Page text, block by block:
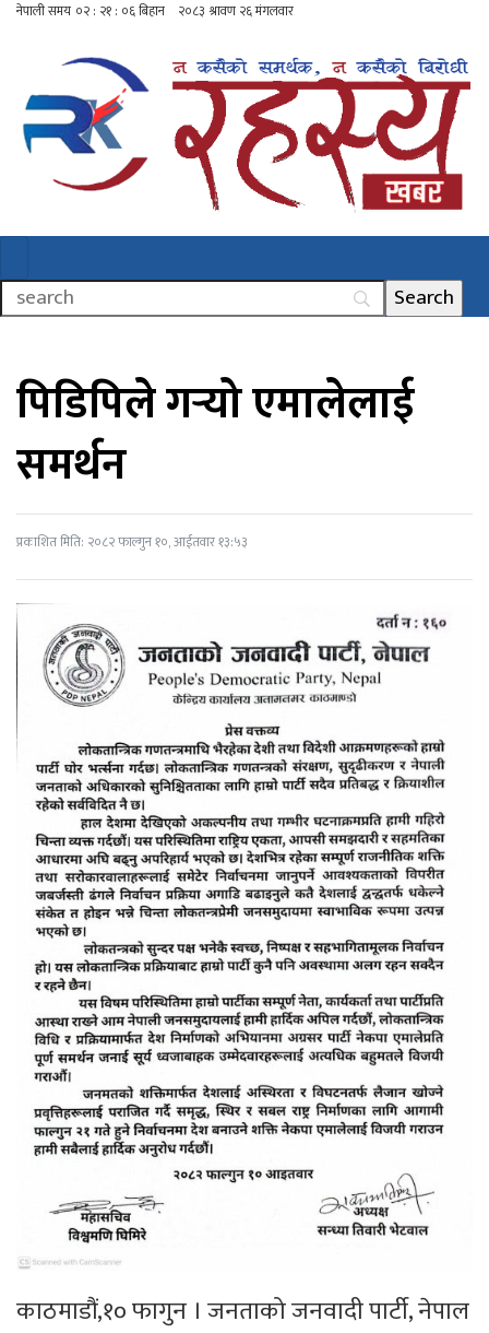
पिडिपिले गर्‍यो एमालेलाई
समर्थन
प्रकाशित मिति: २०८२ फाल्गुन १०, आईतवार १३:५३
काठमाडौं,१० फागुन । जनताको जनवादी पार्टी, नेपाल